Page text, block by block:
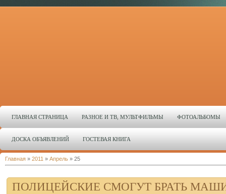
ГЛАВНАЯ СТРАНИЦА РАЗНОЕ И ТВ, МУЛЬТФИЛЬМЫ ФОТОАЛЬБОМЫ
ДОСКА ОБЪЯВЛЕНИЙ ГОСТЕВАЯ КНИГА
Главная » 2011 » Апрель » 25
ПОЛИЦЕЙСКИЕ СМОГУТ БРАТЬ